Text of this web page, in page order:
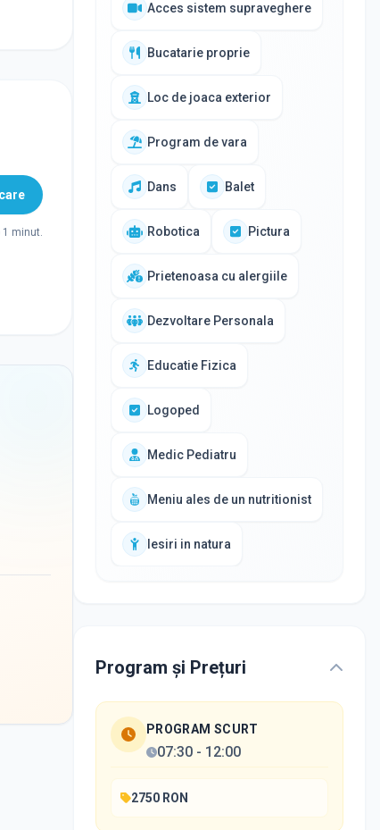
1 minut.
Acces sistem supraveghere
Bucatarie proprie
Loc de joaca exterior
Program de vara
Dans Balet
Robotica Pictura
Prietenoasa cu alergiile
Dezvoltare Personala
Educatie Fizica
Logoped
Medic Pediatru
Meniu ales de un nutritionist
Iesiri in natura
Program și Prețuri
PROGRAM SCURT
07:30 - 12:00
2750 RON